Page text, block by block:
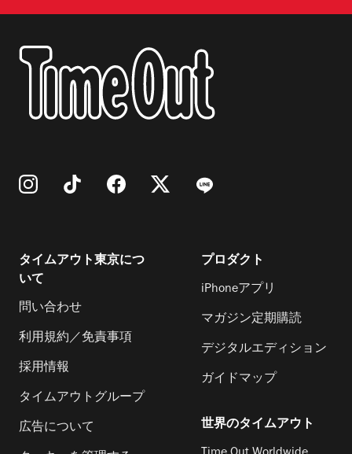
タイムアウト東京につ
いて
問い合わせ
利用規約／免責事項
採用情報
タイムアウトグループ
広告について
プロダクト
iPhoneアプリ
マガジン定期購読
デジタルエディション
ガイドマップ
世界のタイムアウト